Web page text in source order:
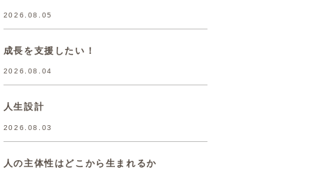
2026.08.05
成長を支援したい！
2026.08.04
人生設計
2026.08.03
人の主体性はどこから生まれるか